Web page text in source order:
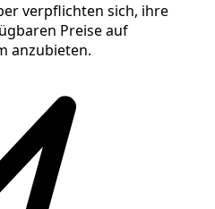
verpflichten sich, ihre
Preise auf
anzubieten.